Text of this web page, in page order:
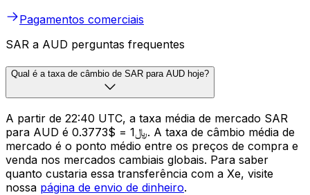
Pagamentos comerciais
SAR a AUD perguntas frequentes
Qual é a taxa de câmbio de SAR para AUD hoje?
A partir de 22:40 UTC, a taxa média de mercado SAR
para AUD é ﷼1 = $0.3773. A taxa de câmbio média de
mercado é o ponto médio entre os preços de compra e
venda nos mercados cambiais globais. Para saber
quanto custaria essa transferência com a Xe, visite
nossa página de envio de dinheiro.